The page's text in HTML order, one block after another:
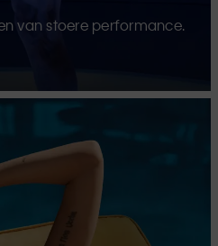
van stoere performance.